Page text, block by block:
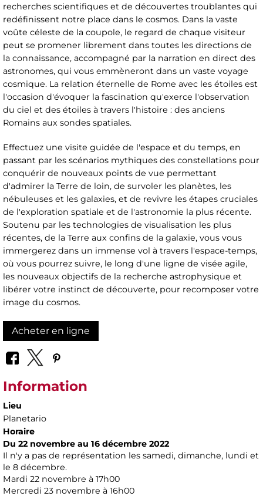
recherches scientifiques et de découvertes troublantes qui
redéfinissent notre place dans le cosmos. Dans la vaste
voûte céleste de la coupole, le regard de chaque visiteur
peut se promener librement dans toutes les directions de
la connaissance, accompagné par la narration en direct des
astronomes, qui vous emmèneront dans un vaste voyage
cosmique. La relation éternelle de Rome avec les étoiles est
l'occasion d'évoquer la fascination qu'exerce l'observation
du ciel et des étoiles à travers l'histoire : des anciens
Romains aux sondes spatiales.
Effectuez une visite guidée de l'espace et du temps, en
passant par les scénarios mythiques des constellations pour
conquérir de nouveaux points de vue permettant
d'admirer la Terre de loin, de survoler les planètes, les
nébuleuses et les galaxies, et de revivre les étapes cruciales
de l'exploration spatiale et de l'astronomie la plus récente.
Soutenu par les technologies de visualisation les plus
récentes, de la Terre aux confins de la galaxie, vous vous
immergerez dans un immense vol à travers l'espace-temps,
où vous pourrez suivre, le long d'une ligne de visée agile,
les nouveaux objectifs de la recherche astrophysique et
libérer votre instinct de découverte, pour recomposer votre
image du cosmos.
Acheter en ligne
Information
Lieu
Planetario
Horaire
Du 22 novembre au 16 décembre 2022
Il n'y a pas de représentation les samedi, dimanche, lundi et
le 8 décembre.
Mardi 22 novembre à 17h00
Mercredi 23 novembre à 16h00